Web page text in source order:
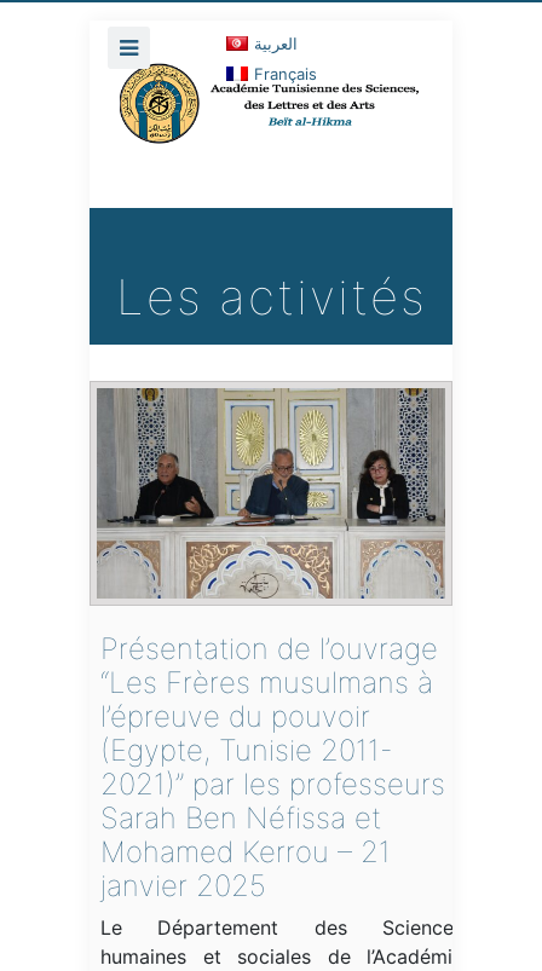
العربية
Français
Les activités
Présentation de l’ouvrage
“Les Frères musulmans à
l’épreuve du pouvoir
(Egypte, Tunisie 2011-
2021)” par les professeurs
Sarah Ben Néfissa et
Mohamed Kerrou – 21
janvier 2025
Le Département des Sciences
humaines et sociales de l’Académie